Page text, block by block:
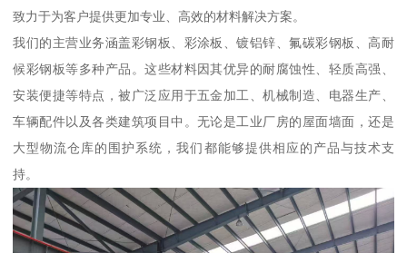
致力于为客户提供更加专业、高效的材料解决方案。
我们的主营业务涵盖彩钢板、彩涂板、镀铝锌、氟碳彩钢板、高耐
候彩钢板等多种产品。这些材料因其优异的耐腐蚀性、轻质高强、
安装便捷等特点，被广泛应用于五金加工、机械制造、电器生产、
车辆配件以及各类建筑项目中。无论是工业厂房的屋面墙面，还是
大型物流仓库的围护系统，我们都能够提供相应的产品与技术支
持。